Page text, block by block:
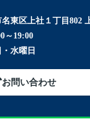
東区上社１丁目802
～19:00
水曜日
お問い合わせ